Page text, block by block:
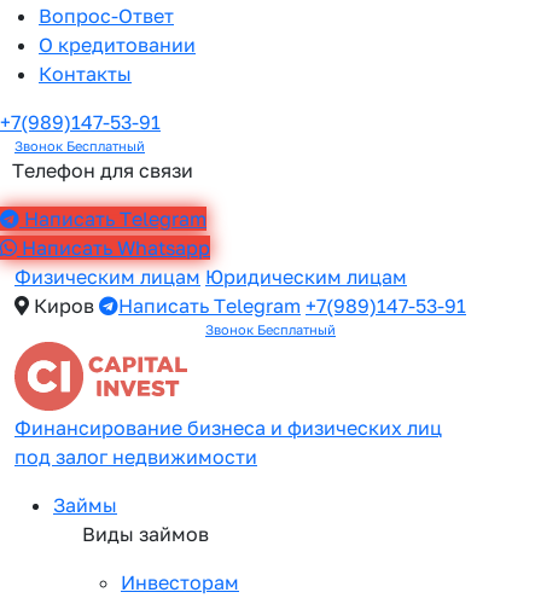
Вопрос-Ответ
О кредитовании
Контакты
+7(989)147-53-91
Звонок Бесплатный
Телефон для связи
Написать Telegram
Написать Whatsapp
Физическим лицам Юридическим лицам
Киров
Написать Telegram +7(989)147-53-91
Звонок Бесплатный
Финансирование бизнеса и физических лиц
под залог недвижимости
Займы
Виды займов
Инвесторам